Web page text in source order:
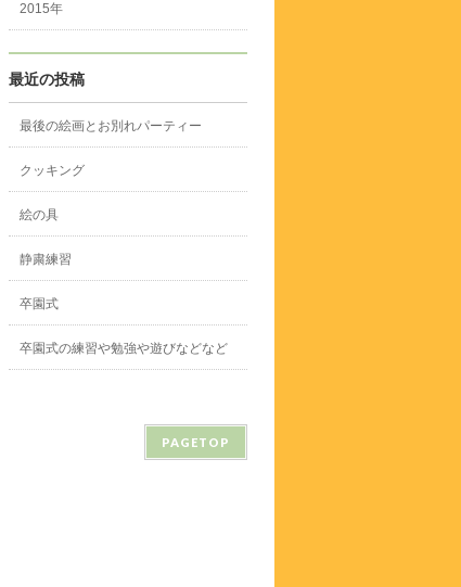
2015年
最近の投稿
最後の絵画とお別れパーティー
クッキング
絵の具
静粛練習
卒園式
卒園式の練習や勉強や遊びなどなど
PAGETOP